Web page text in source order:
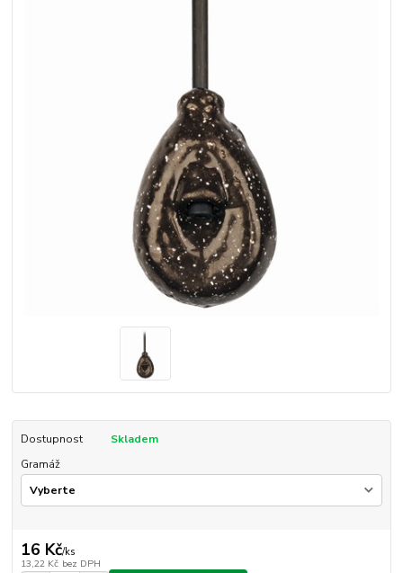
Dostupnost
Skladem
Gramáž
16 Kč/ks
13,22 Kč bez DPH